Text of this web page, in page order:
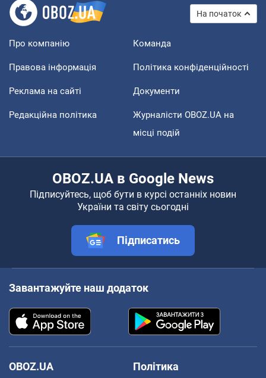
На початок
Про компанію Команда
Правова інформація Політика конфіденційності
Реклама на сайті Документи
Редакційна політика
Журналісти OBOZ.UA на
місці подій
OBOZ.UA в Google News
Підписуйтесь, щоб бути в курсі останніх новин
України та світу сьогодні
Підписатись
Завантажуйте наш додаток
OBOZ.UA
Політика